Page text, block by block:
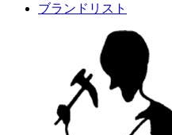
ブランドリスト